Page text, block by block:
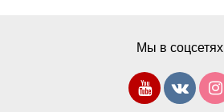
Мы в соцсетях